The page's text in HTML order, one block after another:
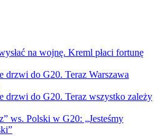
na wojnę. Kreml płaci fortunę
drzwi do G20. Teraz Warszawa
drzwi do G20. Teraz wszystko zależy
ws. Polski w G20: „Jesteśmy